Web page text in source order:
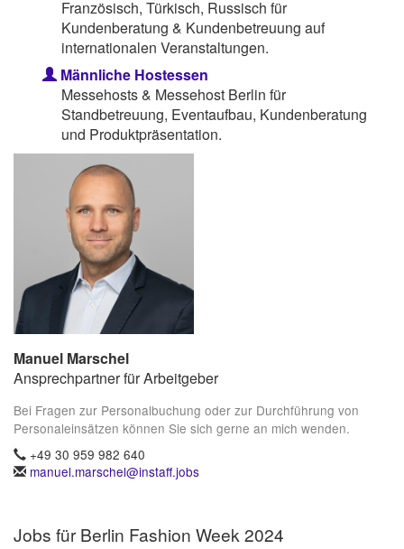
Französisch, Türkisch, Russisch für
Kundenberatung & Kundenbetreuung auf
internationalen Veranstaltungen.
Männliche Hostessen
Messehosts & Messehost Berlin für
Standbetreuung, Eventaufbau, Kundenberatung
und Produktpräsentation.
Manuel Marschel
Ansprechpartner für Arbeitgeber
Bei Fragen zur Personalbuchung oder zur Durchführung von
Personaleinsätzen können Sie sich gerne an mich wenden.
+49 30 959 982 640
manuel.marschel@instaff.jobs
Jobs für Berlin Fashion Week 2024